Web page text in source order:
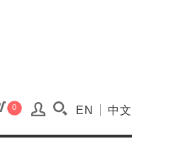
0 搜尋(開啟搜尋視窗)
EN 中文